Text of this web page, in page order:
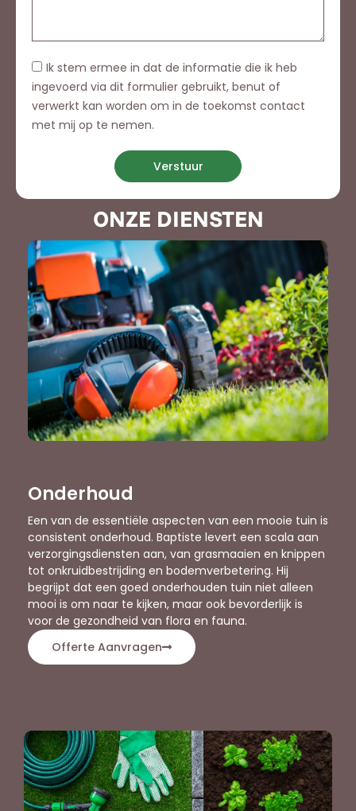
Ik stem ermee in dat de informatie die ik heb
ingevoerd via dit formulier gebruikt, benut of
verwerkt kan worden om in de toekomst contact
met mij op te nemen.
Verstuur
ONZE DIENSTEN
Onderhoud
Een van de essentiële aspecten van een mooie tuin is
consistent onderhoud. Baptiste levert een scala aan
verzorgingsdiensten aan, van grasmaaien en knippen
tot onkruidbestrijding en bodemverbetering. Hij
begrijpt dat een goed onderhouden tuin niet alleen
mooi is om naar te kijken, maar ook bevorderlijk is
voor de gezondheid van flora en fauna.
Offerte Aanvragen